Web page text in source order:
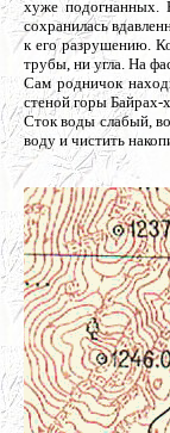
хуже подогнанных.
сохранилась
к его разрушению.
трубы, ни угла. На
Сам родничок
стеной горы Байрах-
Сток воды слабый,
воду и чистить